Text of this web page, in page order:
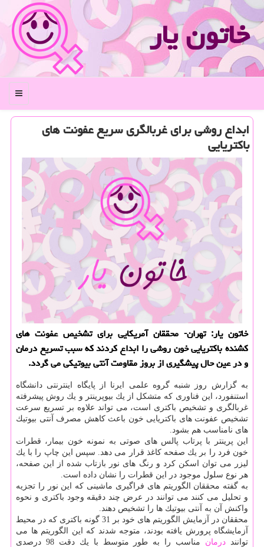
خاتون یار
منو
ابداع روشی برای غربالگری سریع عفونت های
باكتریایی
خاتون یار: تهران- محققان آمریكایی برای تشخیص عفونت های
كشنده باكتریایی خون روشی را ابداع كردند كه سبب تسریع درمان
و در عین حال پیشگیری از بروز مقاومت آنتی بیوتیكی می گردد.
به گزارش روز شنبه گروه علمی ایرنا از پایگاه اینترنتی دانشگاه
استنفورد، این فناوری كه متشكل از یك بیوپرینتر و یك روش پیشرفته
غربالگری و تشخیص باكتری است، می تواند علاوه بر تسریع سرعت
تشخیص عفونت های باكتریایی خون باعث كاهش مصرف آنتی بیوتیك
های نامناسب هم بشود.
این پرینتر با پرتاب پالس های صوتی به نمونه خون بیمار، قطرات
خون فرد را بر یك صفحه كاغذ قرار می دهد. سپس این چاپ را با یك
لیزر می توان اسكن كرد و رنگ های نور بازتاب شده از این صفحه،
هر نوع سلول موجود در این قطرات را نشان داده است.
به گفته محققان الگوریتم های فراگیری ماشینی كه این نور را تجزیه
و تحلیل می كنند می توانند در عرض چند دقیقه وجود باكتری و نحوه
واكنش آن به آنتی بیوتیك ها را تشخیص دهند.
محققان در آزمایش الگوریتم های خود بر 31 گونه باكتری كه در محیط
آزمایشگاه پرورش یافته بودند، متوجه شدند كه این الگوریتم ها می
توانند درمان
مناسب را به طور متوسط با یك دقت 98 درصدی